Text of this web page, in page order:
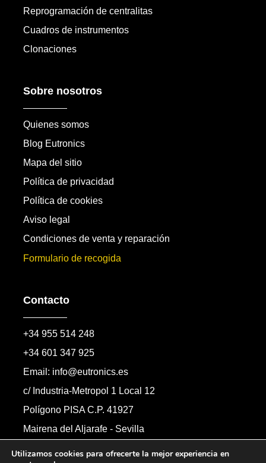
Reprogramación de centralitas
Cuadros de instrumentos
Clonaciones
Sobre nosotros
Quienes somos
Blog Eutronics
Mapa del sitio
Política de privacidad
Política de cookies
Aviso legal
Condiciones de venta y reparación
Formulario de recogida
Contacto
+34 955 514 248
+34 601 347 925
Email: info@eutronics.es
c/ Industria-Metropol 1 Local 12
Polígono PISA C.P. 41927
Mairena del Aljarafe - Sevilla
Formulario de contacto
Utilizamos cookies para ofrecerte la mejor experiencia en